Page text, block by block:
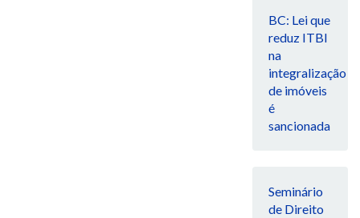
BC: Lei que
reduz ITBI
na
integralização
de imóveis
é
sancionada
Seminário
de Direito